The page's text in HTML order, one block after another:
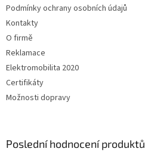
Podmínky ochrany osobních údajů
Kontakty
O firmě
Reklamace
Elektromobilita 2020
Certifikáty
Možnosti dopravy
Poslední hodnocení produktů